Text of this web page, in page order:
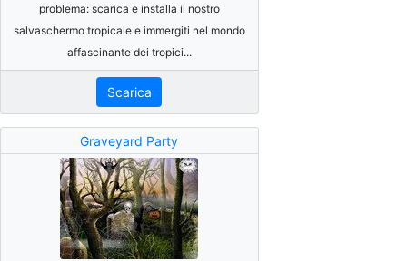
problema: scarica e installa il nostro
salvaschermo tropicale e immergiti nel mondo
affascinante dei tropici...
Scarica
Graveyard Party